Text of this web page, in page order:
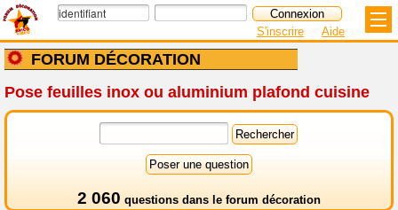
FORUM DÉCORATION
S'inscrire Aide
Pose feuilles inox ou aluminium plafond cuisine
2 060 questions dans le forum décoration